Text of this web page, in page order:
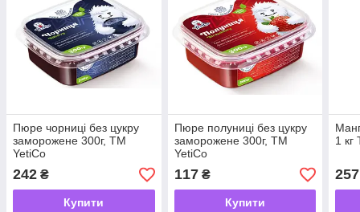
Пюре чорниці без цукру
заморожене 300г, ТМ
YetiCo
242 ₴
Купити
Пюре полуниці без цукру
заморожене 300г, ТМ
YetiCo
117₴
Купити
1
257